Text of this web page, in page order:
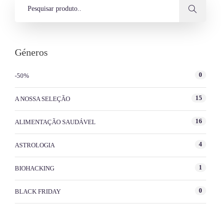
Géneros
-50% 0
A NOSSA SELEÇÃO 15
ALIMENTAÇÃO SAUDÁVEL 16
ASTROLOGIA 4
BIOHACKING 1
BLACK FRIDAY 0